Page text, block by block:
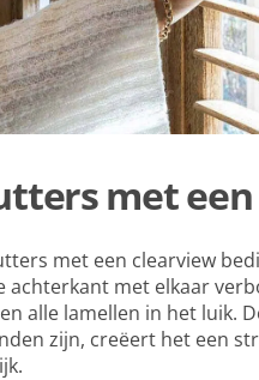
met
met een clearview
achterkant met elkaar
alle lamellen in het luik.
zijn, creëert het een